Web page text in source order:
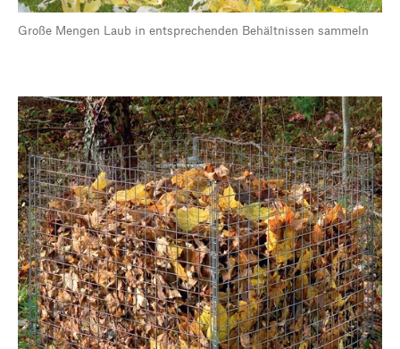
Große Mengen Laub in entsprechenden Behältnissen sammeln